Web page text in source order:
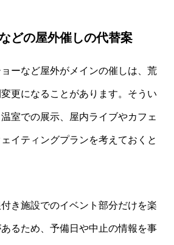
どの屋外催しの代替案
ーなど屋外がメインの催しは、荒
更になることがあります。そうい
室での展示、屋内ライブやカフェ
イティングプランを考えておくと
き施設でのイベント部分だけを楽
るため、予備日や中止の情報を事